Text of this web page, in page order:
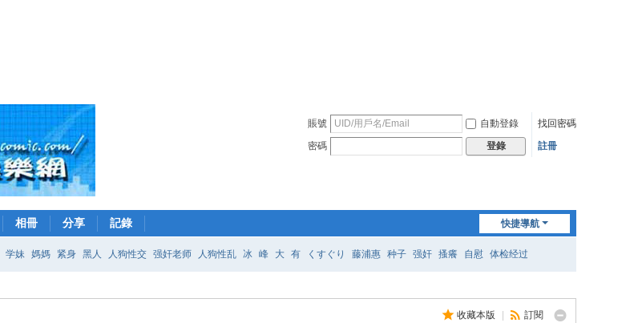
賬號 自動登錄
找回密碼
密碼
登錄 註冊
快捷導航
相冊 分享 記錄
学妹 媽媽 紧身 黑人 人狗性交 强奸老师 人狗性乱 冰 峰 大 有 くすぐり 藤浦惠 种子 强奸 搔癢 自慰 体检经过
收藏本版 訂閱